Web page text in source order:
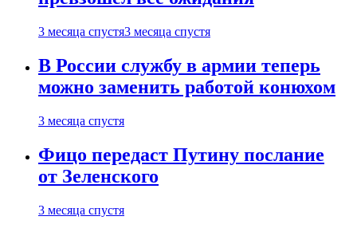
3 месяца спустя3 месяца спустя
В России службу в армии теперь
можно заменить работой конюхом
3 месяца спустя
Фицо передаст Путину послание
от Зеленского
3 месяца спустя